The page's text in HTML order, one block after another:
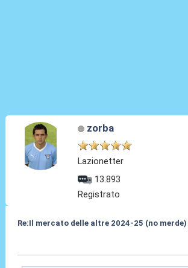
zorba
Lazionetter
13.893
Registrato
Re:Il mercato delle altre 2024-25 (no merde)